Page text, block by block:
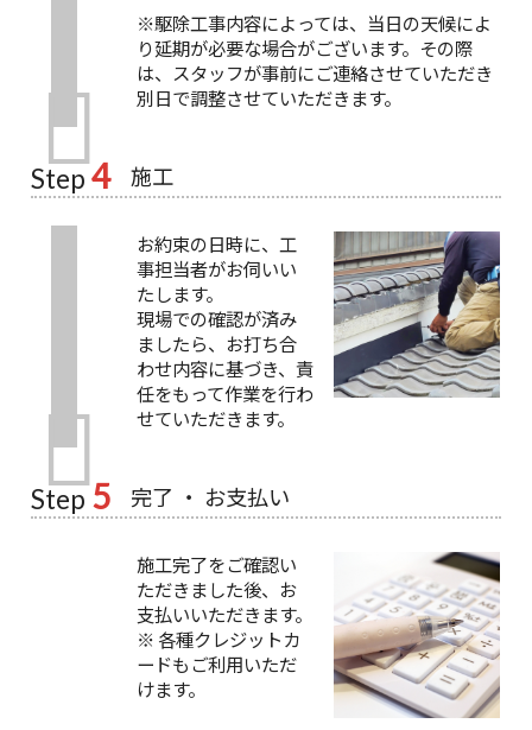
※駆除工事内容によっては、当日の天候によ
り延期が必要な場合がございます。その際
は、スタッフが事前にご連絡させていただき
別日で調整させていただきます。
Step 4 施工
お約束の日時に、工
事担当者がお伺いい
たします。
現場での確認が済み
ましたら、お打ち合
わせ内容に基づき、責
任をもって作業を行わ
せていただきます。
Step 5 完了 ・ お支払い
施工完了をご確認い
ただきました後、お
支払いいただきます。
※ 各種クレジットカ
ードもご利用いただ
けます。